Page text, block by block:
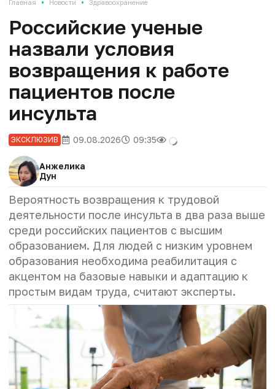
Главная Новости Здравоохранение
Российские ученые
назвали условия
возвращения к работе
пациентов после
инсульта
ЭКСКЛЮЗИВ 09.08.2026 09:35
Анжелика
Дун
Вероятность возвращения к трудовой
деятельности после инсульта в два раза выше
среди российских пациентов с высшим
образованием. Для людей с низким уровнем
образования необходима реабилитация с
акцентом на базовые навыки и адаптацию к
простым видам труда, считают эксперты.